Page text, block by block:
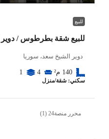
للبيع
للبيع شقة بطرطوس /
دوير الشيخ سعد، سوريا
140 م² 4
1
سكني: شقة/منزل
محرر منصة24 (1)